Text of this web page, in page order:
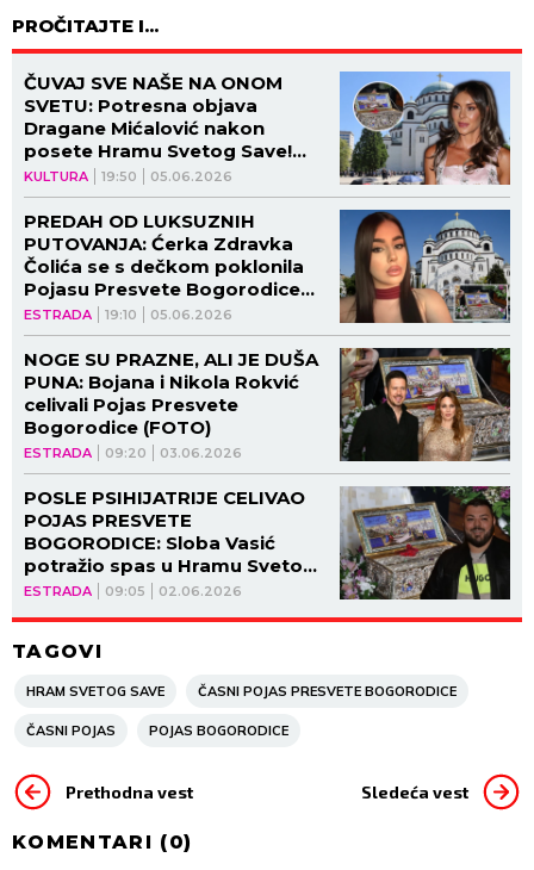
PROČITAJTE I...
KULTURA 19:50 05.06.2026
ČUVAJ SVE NAŠE NA ONOM
SVETU: Potresna objava
Dragane Mićalović nakon
posete Hramu Svetog Save!
(VIDEO)
ESTRADA 19:10 05.06.2026
PREDAH OD LUKSUZNIH
PUTOVANJA: Ćerka Zdravka
Čolića se s dečkom poklonila
Pojasu Presvete Bogorodice
(FOTO)
ESTRADA 09:20 03.06.2026
NOGE SU PRAZNE, ALI JE DUŠA
PUNA: Bojana i Nikola Rokvić
celivali Pojas Presvete
Bogorodice (FOTO)
ESTRADA 09:05 02.06.2026
POSLE PSIHIJATRIJE CELIVAO
POJAS PRESVETE
BOGORODICE: Sloba Vasić
potražio spas u Hramu Svetog
Save! (GALERIJA)
TAGOVI
HRAM SVETOG SAVE ČASNI POJAS PRESVETE BOGORODICE
ČASNI POJAS POJAS BOGORODICE
Prethodna vest Sledeća vest
KOMENTARI (0)